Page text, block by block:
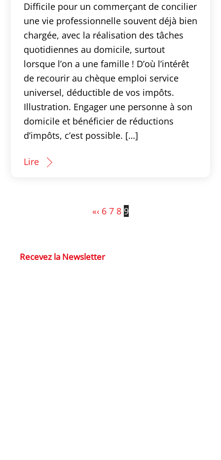
Difficile pour un commerçant de concilier
une vie professionnelle souvent déjà bien
chargée, avec la réalisation des tâches
quotidiennes au domicile, surtout
lorsque l’on a une famille ! D’où l’intérêt
de recourir au chèque emploi service
universel, déductible de vos impôts.
Illustration. Engager une personne à son
domicile et bénéficier de réductions
d’impôts, c’est possible. […]
Lire
«‹ 6 7 8 9
Recevez la Newsletter